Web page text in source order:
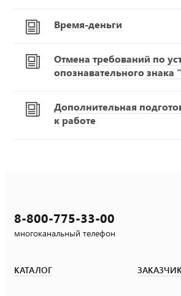
Время-деньги
Отмена требований по
опознавательного
Дополнительная
к работе
8-800-775-33-00
многоканальный телефон
КАТАЛОГ